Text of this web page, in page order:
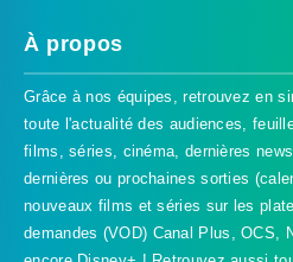
À propos
Grâce à nos équipes, retrouvez en
toute l'actualité des audiences,
films, séries, cinéma, dernières
dernières ou prochaines sorties
nouveaux films et séries sur les
demandes (VOD) Canal Plus, OCS,